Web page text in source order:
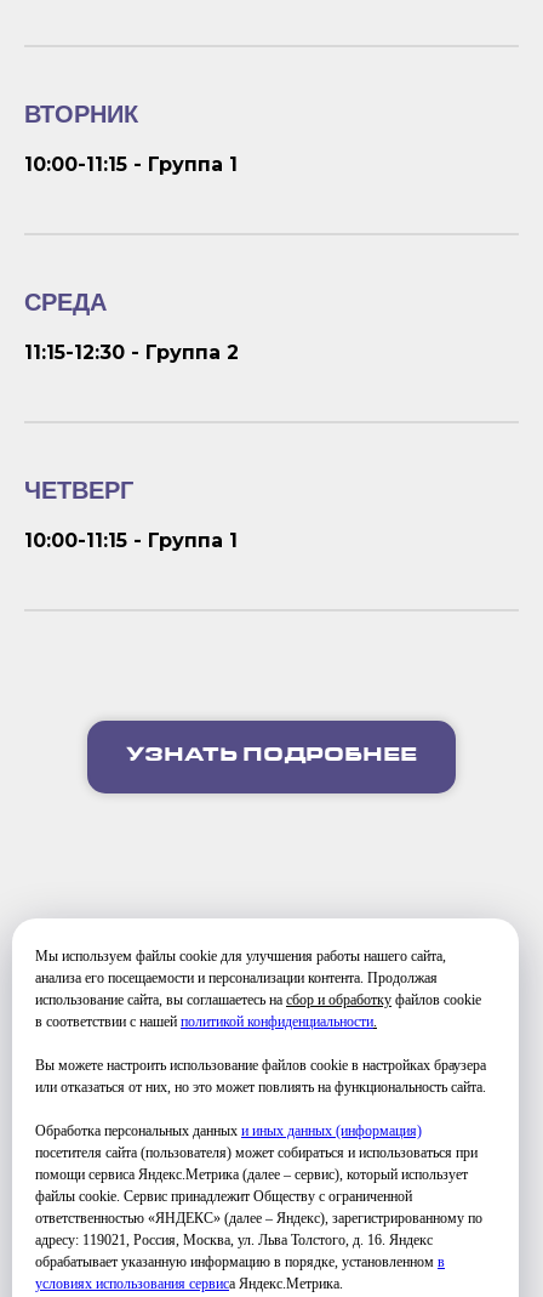
Мы используем файлы cookie для улучшения работы нашего сайта,
анализа его посещаемости и персонализации контента. Продолжая
использование сайта, вы соглашаетесь на сбор и обработку файлов cookie
в соответствии с нашей политикой конфиденциальности.
Вы можете настроить использование файлов cookie в настройках браузера
или отказаться от них, но это может повлиять на функциональность сайта.
Обработка персональных данных и иных данных (информация)
посетителя сайта (пользователя) может собираться и использоваться при
помощи сервиса Яндекс.Метрика (далее – сервис), который использует
файлы cookie. Сервис принадлежит Обществу с ограниченной
ответственностью «ЯНДЕКС» (далее – Яндекс), зарегистрированному по
адресу: 119021, Россия, Москва, ул. Льва Толстого, д. 16. Яндекс
обрабатывает указанную информацию в порядке, установленном в
условиях использования сервиса Яндекс.Метрика.
ВТОРНИК
10:00-11:15 - Группа 1
СРЕДА
11:15-12:30 - Группа 2
ЧЕТВЕРГ
10:00-11:15 - Группа 1
УЗНАТЬ ПОДРОБНЕЕ
ФОТО ЗАНЯТИЙ